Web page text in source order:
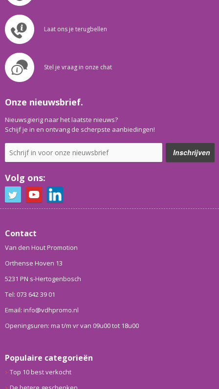
Laat ons je terugbellen
Stel je vraag in onze chat
Onze nieuwsbrief.
Nieuwsgierig naar het laatste nieuws?
Schijf je in en ontvang de scherpste aanbiedingen!
Volg ons:
Contact
Van den Hout Promotion
Orthense Hoven 13
5231 PN s-Hertogenbosch
Tel: 073 642 39 01
Email: info@vdhpromo.nl
Openingsuren: ma t/m vr van 09u00 tot 18u00
Populaire categorieën
Top 10 best verkocht